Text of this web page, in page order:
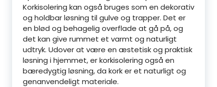
Korkisolering kan også bruges som en dekorativ
og holdbar løsning til gulve og trapper. Det er
en blød og behagelig overflade at gå på, og
det kan give rummet et varmt og naturligt
udtryk. Udover at være en æstetisk og praktisk
løsning i hjemmet, er korkisolering også en
bæredygtig løsning, da kork er et naturligt og
genanvendeligt materiale.